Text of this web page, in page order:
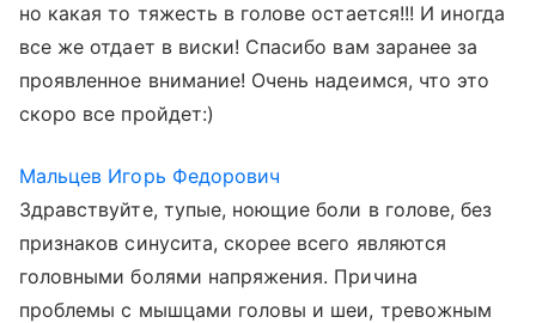
но какая то тяжесть в голове остается!!! И иногда
все же отдает в виски! Спасибо вам заранее за
проявленное внимание! Очень надеимся, что это
скоро все пройдет:)
Мальцев Игорь Федорович
Здравствуйте, тупые, ноющие боли в голове, без
признаков синусита, скорее всего являются
головными болями напряжения. Причина
проблемы с мышцами головы и шеи, тревожным